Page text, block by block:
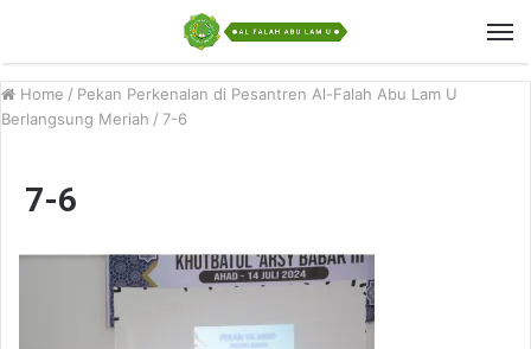
Home / Pekan Perkenalan di Pesantren Al-Falah Abu Lam U
Berlangsung Meriah / 7-6
7-6